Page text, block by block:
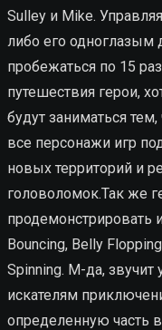
Sulley и Mike.
либо его одноглазым
пробежаться по 15
путешествия герои,
будут заниматься
все персонажи игр
новых территорий и
головоломок.Так же
продемонстрировать
Bouncing, Belly
Spinning. М-да,
искателям
определенную часть